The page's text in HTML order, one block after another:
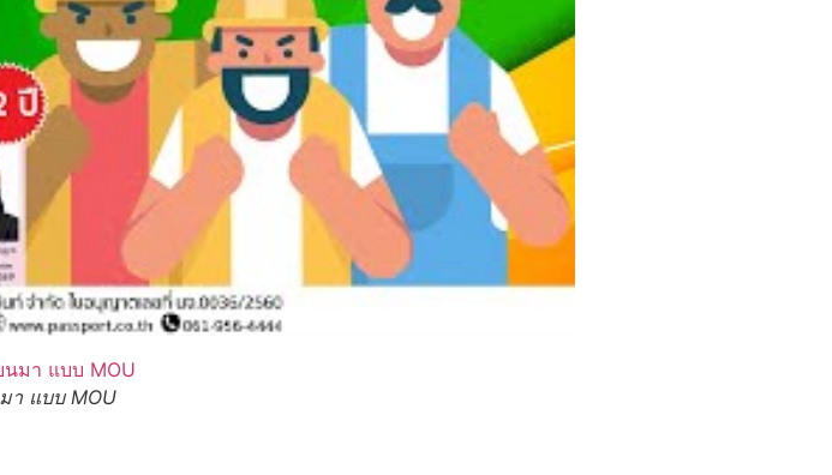
า แบบ MOU